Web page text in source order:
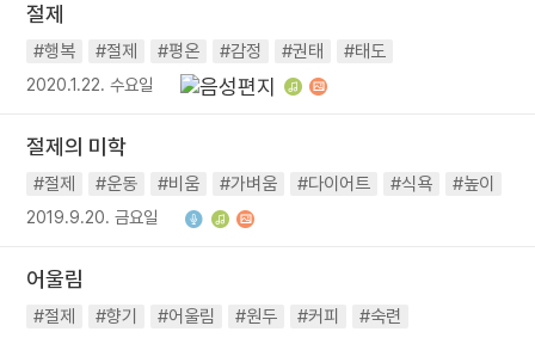
절제
#행복 #절제 #평온 #감정 #권태 #태도
2020.1.22. 수요일
절제의 미학
#절제 #운동 #비움 #가벼움 #다이어트 #식욕 #높이
2019.9.20. 금요일
어울림
#절제 #향기 #어울림 #원두 #커피 #숙련